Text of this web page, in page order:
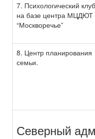
7. Психологический клуб
на базе центра МЦДЮТ
“Москворечье”
8. Центр планирования
семьи.
Северный